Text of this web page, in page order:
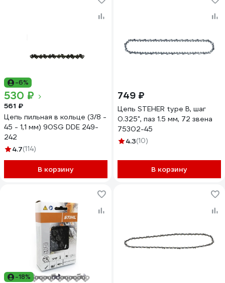
-6%
530 ₽
561 ₽
Цепь пильная в кольце (3/8 -
45 - 1,1 мм) 90SG DDE 249-
242
4.7(114)
В корзину
749 ₽
Цепь STEHER type B, шаг
0.325", паз 1.5 мм, 72 звена
75302-45
4.3(10)
В корзину
-18%